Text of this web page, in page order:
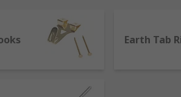
use is in carpentry, however
shank styles including a ribbed
in different styles with various
Earth Tab